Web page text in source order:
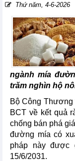
Thứ năm, 4-6-2026
ngành mía
trăm nghìn hộ
Bộ Công
BCT về kết quả
chống bán phá
đường mía có
pháp này được
15/6/2031.